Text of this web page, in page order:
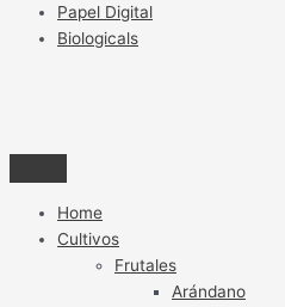
Papel Digital
Biologicals
Home
Cultivos
Frutales
Arándano